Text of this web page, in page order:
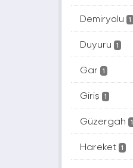
Demiryolu 1
Duyuru 1
Gar 1
Giriş 1
Güzergah 1
Hareket 1